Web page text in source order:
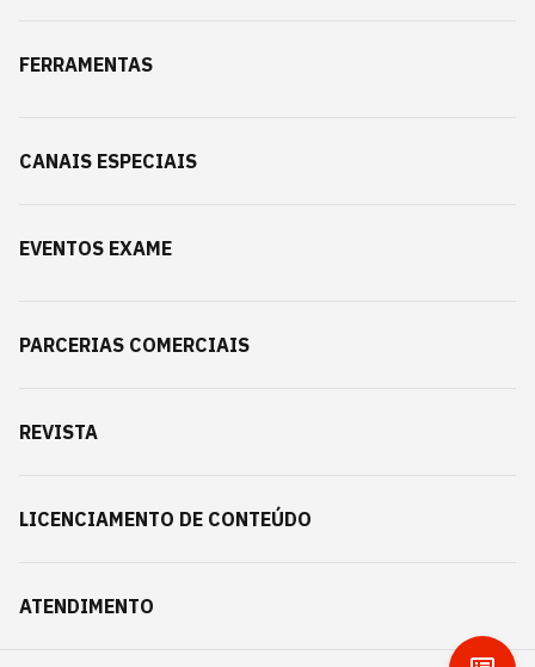
FERRAMENTAS
CANAIS ESPECIAIS
EVENTOS EXAME
PARCERIAS COMERCIAIS
REVISTA
LICENCIAMENTO DE CONTEÚDO
ATENDIMENTO